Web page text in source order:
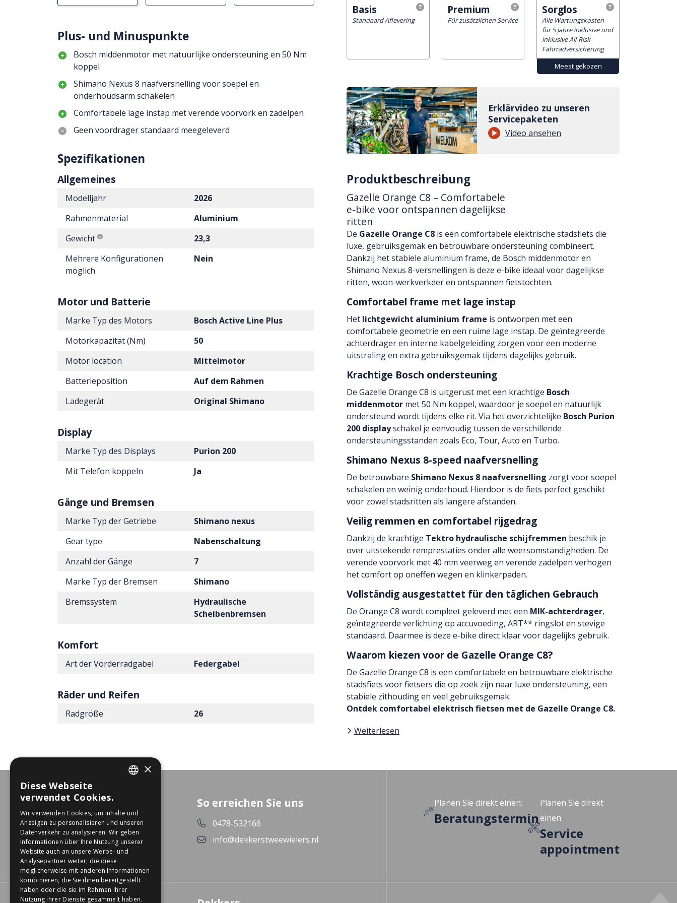
Plus- und Minuspunkte
Bosch middenmotor met natuurlijke ondersteuning en 50 Nm
koppel
Shimano Nexus 8 naafversnelling voor soepel en
onderhoudsarm schakelen
Comfortabele lage instap met verende voorvork en zadelpen
Geen voordrager standaard meegeleverd
Spezifikationen
Allgemeines
Modelljahr
2026
Rahmenmaterial
Aluminium
Gewicht
23,3
Mehrere Konfigurationen
möglich
Nein
Motor und Batterie
Marke Typ des Motors
Bosch Active Line Plus
Motorkapazität (Nm)
50
Motor location
Mittelmotor
Batterieposition
Auf dem Rahmen
Ladegerät
Original Shimano
Display
Marke Typ des Displays
Purion 200
Mit Telefon koppeln
Ja
Gänge und Bremsen
Marke Typ der Getriebe
Shimano nexus
Gear type
Nabenschaltung
Anzahl der Gänge
7
Marke Typ der Bremsen
Shimano
Bremssystem
Hydraulische
Scheibenbremsen
Komfort
Art der Vorderradgabel Federgabel
Räder und Reifen
Radgröße 26
Basis
Standaard Aflevering
Premium
Für zusätzlichen Service
Sorglos
Alle Wartungskosten
für 5 Jahre inklusive und
inklusive All-Risk-
Fahrradversicherung
Erklärvideo zu unseren
Servicepaketen
Video ansehen
Produktbeschreibung
Gazelle Orange C8 – Comfortabele
e-bike voor ontspannen dagelijkse
ritten
De Gazelle Orange C8 is een comfortabele elektrische stadsfiets die
luxe, gebruiksgemak en betrouwbare ondersteuning combineert.
Dankzij het stabiele aluminium frame, de Bosch middenmotor en
Shimano Nexus 8-versnellingen is deze e-bike ideaal voor dagelijkse
ritten, woon-werkverkeer en ontspannen fietstochten.
Comfortabel frame met lage instap
Het lichtgewicht aluminium frame is ontworpen met een
comfortabele geometrie en een ruime lage instap. De geïntegreerde
achterdrager en interne kabelgeleiding zorgen voor een moderne
uitstraling en extra gebruiksgemak tijdens dagelijks gebruik.
Krachtige Bosch ondersteuning
De Gazelle Orange C8 is uitgerust met een krachtige Bosch
middenmotor met 50 Nm koppel, waardoor je soepel en natuurlijk
ondersteund wordt tijdens elke rit. Via het overzichtelijke Bosch Purion
200 displayschakel je eenvoudig tussen de verschillende
ondersteuningsstanden zoals Eco, Tour, Auto en Turbo.
Shimano Nexus 8-speed naafversnelling
De betrouwbare Shimano Nexus 8 naafversnelling zorgt voor soepel
schakelen en weinig onderhoud. Hierdoor is de fiets perfect geschikt
voor zowel stadsritten als langere afstanden.
Veilig remmen en comfortabel rijgedrag
Dankzij de krachtige Tektro hydraulische schijfremmen beschik je
over uitstekende remprestaties onder alle weersomstandigheden. De
verende voorvork met 40 mm veerweg en verende zadelpen verhogen
het comfort op oneffen wegen en klinkerpaden.
Vollständig ausgestattet für den täglichen Gebrauch
De Orange C8 wordt compleet geleverd met een MIK-achterdrager,
geïntegreerde verlichting op accuvoeding, ART** ringslot en stevige
standaard. Daarmee is deze e-bike direct klaar voor dagelijks gebruik.
Waarom kiezen voor de Gazelle Orange C8?
De Gazelle Orange C8 is een comfortabele en betrouwbare elektrische
stadsfiets voor fietsers die op zoek zijn naar luxe ondersteuning, een
stabiele zithouding en veel gebruiksgemak.
Ontdek comfortabel elektrisch fietsen met de Gazelle Orange C8.
Weiterlesen
So erreichen Sie uns
0478-532166
info@dekkerstweewielers.nl
Planen Sie direkt einen:
Beratungstermin
Planen Sie direkt
einen:
Service
appointment
×
Diese Webseite
verwendet Cookies.
Wir verwenden Cookies, um Inhalte und
Anzeigen zu personalisieren und unseren
Datenverkehr zu analysieren. Wir geben
Informationen über Ihre Nutzung unserer
Website auch an unsere Werbe- und
Analysepartner weiter, die diese
möglicherweise mit anderen Informationen
kombinieren, die Sie ihnen bereitgestellt
haben oder die sie im Rahmen Ihrer
Nutzung ihrer Dienste gesammelt haben.